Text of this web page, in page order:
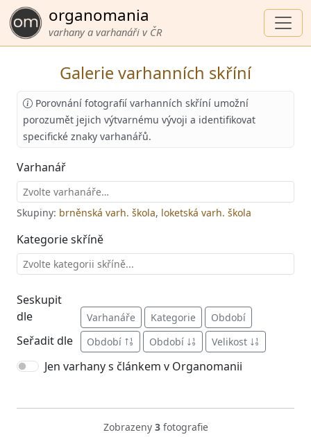
organomania
varhany a varhanáři v ČR
Galerie varhanních skříní
Porovnání fotografií varhanních skříní umožní
porozumět jejich výtvarnému vývoji a identifikovat
specifické znaky varhanářů.
Varhanář
Skupiny: brněnská varh. škola, loketská varh. škola
Kategorie skříně
Seskupit
dle
Varhanáře Kategorie Období
Seřadit dle Období Období Velikost
Jen varhany s článkem v Organomanii
Zobrazeny 3fotografie